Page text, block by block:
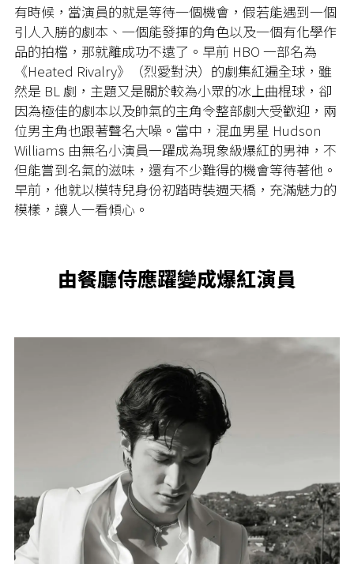
有時候，當演員的就是等待一個機會，假若能遇到一個
引人入勝的劇本、一個能發揮的角色以及一個有化學作
品的拍檔，那就離成功不遠了。早前 HBO 一部名為
《Heated Rivalry》（烈愛對決）的劇集紅遍全球，雖
然是 BL 劇，主題又是關於較為小眾的冰上曲棍球，卻
因為極佳的劇本以及帥氣的主角令整部劇大受歡迎，兩
位男主角也跟著聲名大噪。當中，混血男星 Hudson
Williams 由無名小演員一躍成為現象級爆紅的男神，不
但能嘗到名氣的滋味，還有不少難得的機會等待著他。
早前，他就以模特兒身份初踏時裝週天橋，充滿魅力的
模樣，讓人一看傾心。
由餐廳侍應躍變成爆紅演員